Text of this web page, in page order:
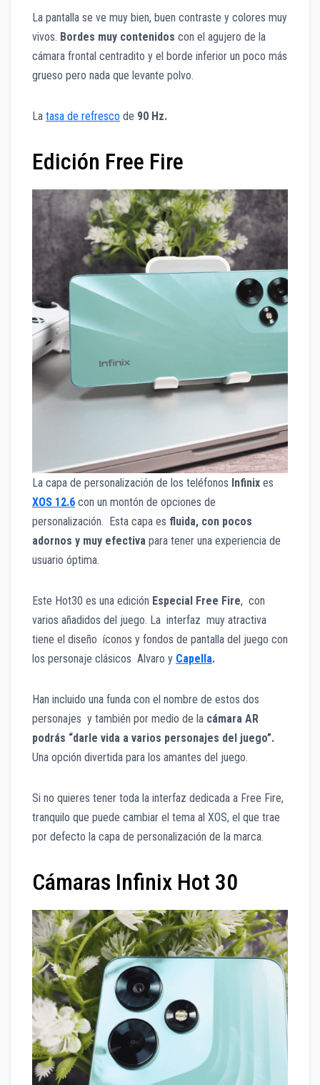
La pantalla se ve muy bien, buen contraste y colores muy
vivos. Bordes muy contenidos con el agujero de la
cámara frontal centradito y el borde inferior un poco más
grueso pero nada que levante polvo.
La tasa de refresco de 90 Hz.
Edición Free Fire
La capa de personalización de los teléfonos Infinix es
XOS 12.6 con un montón de opciones de
personalización. Esta capa es fluida, con pocos
adornos y muy efectiva para tener una experiencia de
usuario óptima.
Este Hot30 es una edición Especial Free Fire, con
varios añadidos del juego. La interfaz muy atractiva
tiene el diseño íconos y fondos de pantalla del juego con
los personaje clásicos Alvaro y Capella.
Han incluido una funda con el nombre de estos dos
personajes y también por medio de la cámara AR
podrás “darle vida a varios personajes del juego”.
Una opción divertida para los amantes del juego.
Si no quieres tener toda la interfaz dedicada a Free Fire,
tranquilo que puede cambiar el tema al XOS, el que trae
por defecto la capa de personalización de la marca.
Cámaras Infinix Hot 30